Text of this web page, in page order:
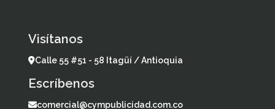
Visítanos
Calle 55 #51 - 58 Itagüí / Antioquia
Escríbenos
comercial@cympublicidad.com.co